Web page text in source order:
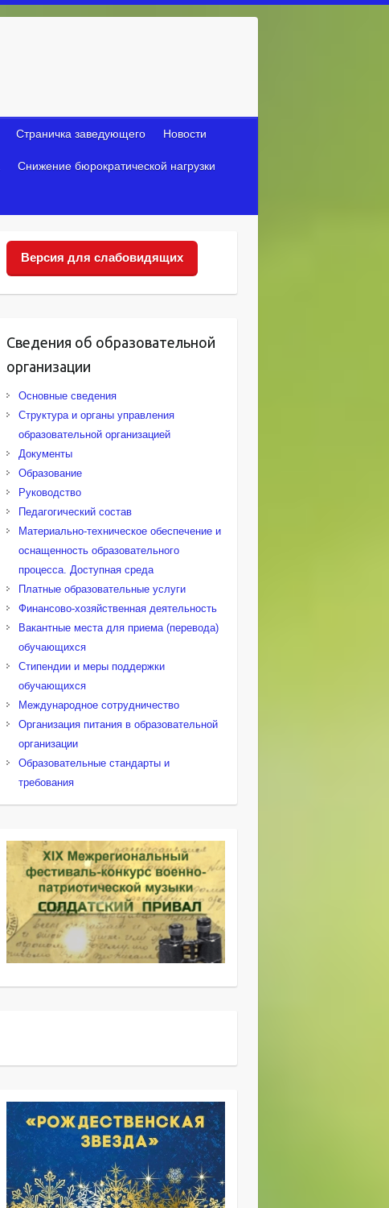
Страничка заведующего Новости
Снижение бюрократической нагрузки
Версия для слабовидящих
Сведения об образовательной
организации
Основные сведения
Структура и органы управления
образовательной организацией
Документы
Образование
Руководство
Педагогический состав
Материально-техническое обеспечение и
оснащенность образовательного
процесса. Доступная среда
Платные образовательные услуги
Финансово-хозяйственная деятельность
Вакантные места для приема (перевода)
обучающихся
Стипендии и меры поддержки
обучающихся
Международное сотрудничество
Организация питания в образовательной
организации
Образовательные стандарты и
требования